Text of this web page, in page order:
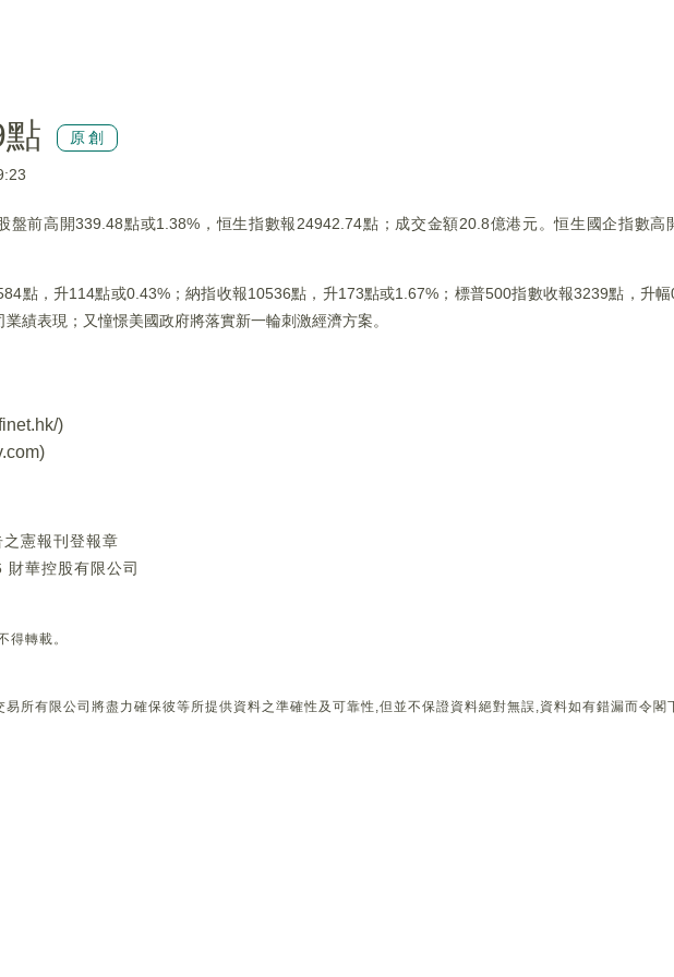
原創
盤前高開339.48點或1.38%，恒生指數報24942.74點；成交金額20.8億港元。恒生國企指數高
點，升114點或0.43%；納指收報10536點，升173點或1.67%；標普500指數收報3239點，升
績表現；又憧憬美國政府將落實新一輪刺激經濟方案。
)
)
憲報刊登報章
華控股有限公司
得轉載。
所有限公司將盡力確保彼等所提供資料之準確性及可靠性,但並不保證資料絕對無誤,資料如有錯漏而令閣